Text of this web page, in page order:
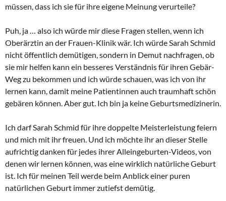
müssen, dass ich sie für ihre eigene Meinung verurteile?
Puh, ja … also ich würde mir diese Fragen stellen, wenn ich
Oberärztin an der Frauen-Klinik wär. Ich würde Sarah Schmid
nicht öffentlich demütigen, sondern in Demut nachfragen, ob
sie mir helfen kann ein besseres Verständnis für ihren Gebär-
Weg zu bekommen und ich würde schauen, was ich von ihr
lernen kann, damit meine Patientinnen auch traumhaft schön
gebären können. Aber gut. Ich bin ja keine Geburtsmedizinerin.
Ich darf Sarah Schmid für ihre doppelte Meisterleistung feiern
und mich mit ihr freuen. Und ich möchte ihr an dieser Stelle
aufrichtig danken für jedes ihrer Alleingeburten-Videos, von
denen wir lernen können, was eine wirklich natürliche Geburt
ist. Ich für meinen Teil werde beim Anblick einer puren
natürlichen Geburt immer zutiefst demütig.